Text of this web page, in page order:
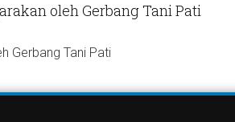
oleh Gerbang Tani Pati
Gerbang Tani Pati